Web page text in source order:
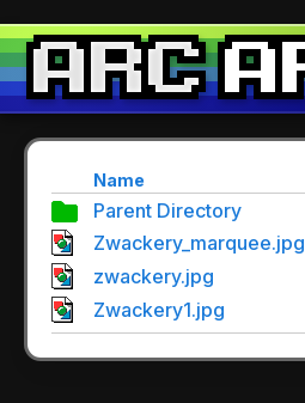
Name
Parent Directory
Zwackery_marquee.jpg
zwackery.jpg
Zwackery1.jpg